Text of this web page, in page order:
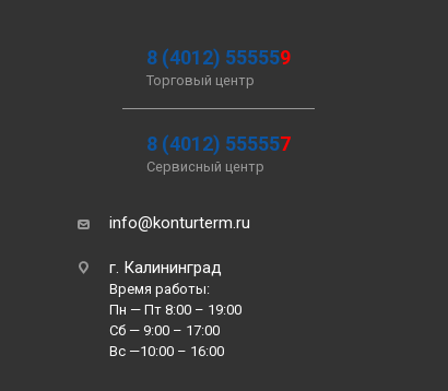
8 (4012) 555559
Торговый центр
8 (4012) 555557
Сервисный центр
info@konturterm.ru
г. Калининград
Время работы:
Пн — Пт 8:00 – 19:00
Сб — 9:00 – 17:00
Вс —10:00 – 16:00